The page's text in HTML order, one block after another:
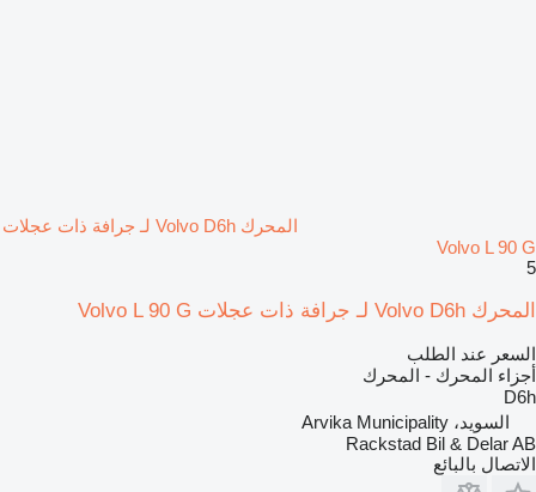
المحرك Volvo D6h لـ جرافة ذات عجلات
Volvo L 90 G
5
المحرك Volvo D6h لـ جرافة ذات عجلات Volvo L 90 G
السعر عند الطلب
أجزاء المحرك - المحرك
D6h
السويد، Arvika Municipality
Rackstad Bil & Delar AB
الاتصال بالبائع